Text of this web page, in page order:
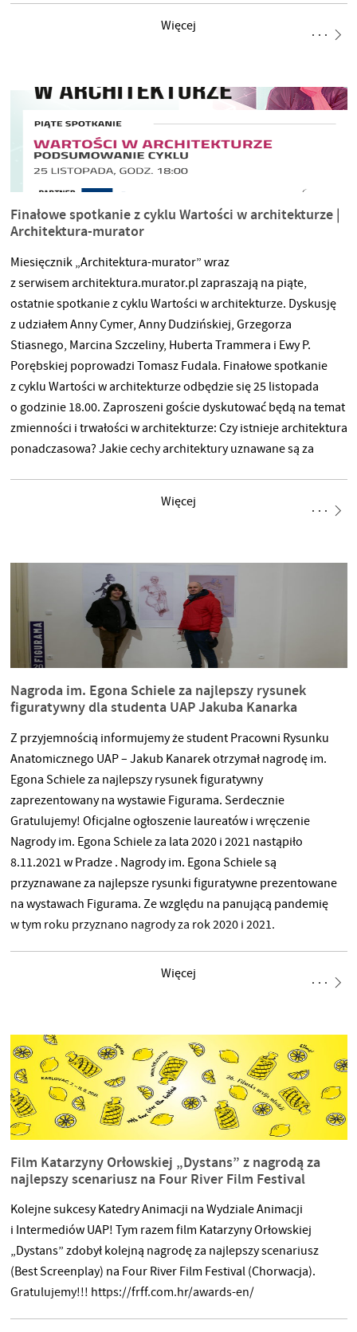
Więcej informacji oraz zapisy:
https://tinyurl.com/MagiaSukcesu Zapraszamy! Biuro Karier
Więcej
Finałowe spotkanie z cyklu Wartości w architekturze |
Architektura-murator
Miesięcznik „Architektura-murator” wraz
z serwisem architektura.murator.pl zapraszają na piąte,
ostatnie spotkanie z cyklu Wartości w architekturze. Dyskusję
z udziałem Anny Cymer, Anny Dudzińskiej, Grzegorza
Stiasnego, Marcina Szczeliny, Huberta Trammera i Ewy P.
Porębskiej poprowadzi Tomasz Fudala. Finałowe spotkanie
z cyklu Wartości w architekturze odbędzie się 25 listopada
o godzinie 18.00. Zaproszeni goście dyskutować będą na temat
zmienności i trwałości w architekturze: Czy istnieje architektura
ponadczasowa? Jakie cechy architektury uznawane są za
historyczka architektury Anna Cymer, dziennikarka
Szczelina, architekt, publicysta i uczestnik okrągłego stołu
Nowego Europejskiego Bauhausu Hubert Trammer oraz
krytyczka architektury, redaktor naczelna miesięcznika
„Architektura-murator” Ewa P. Porębska. Spotkanie
poprowadzi Tomasz Fudala, historyk sztuki i
Więcej
Nagroda im. Egona Schiele za najlepszy rysunek
figuratywny dla studenta UAP Jakuba Kanarka
Z przyjemnością informujemy że student Pracowni Rysunku
Anatomicznego UAP – Jakub Kanarek otrzymał nagrodę im.
Egona Schiele za najlepszy rysunek figuratywny
zaprezentowany na wystawie Figurama. Serdecznie
Gratulujemy! Oficjalne ogłoszenie laureatów i wręczenie
Nagrody im. Egona Schiele za lata 2020 i 2021 nastąpiło
8.11.2021 w Pradze . Nagrody im. Egona Schiele są
przyznawane za najlepsze rysunki figuratywne prezentowane
na wystawach Figurama. Ze względu na panującą pandemię
w tym roku przyznano nagrody za rok 2020 i 2021.
Więcej
Film Katarzyny Orłowskiej „Dystans” z nagrodą za
najlepszy scenariusz na Four River Film Festival
Kolejne sukcesy Katedry Animacji na Wydziale Animacji
i Intermediów UAP! Tym razem film Katarzyny Orłowskiej
„Dystans” zdobył kolejną nagrodę za najlepszy scenariusz
(Best Screenplay) na Four River Film Festival (Chorwacja).
Gratulujemy!!! https://frff.com.hr/awards-en/